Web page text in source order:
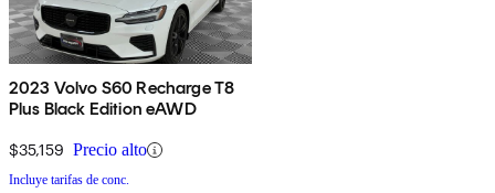
2023 Volvo S60 Recharge T8
Plus Black Edition eAWD
$35,159 Precio alto
Incluye tarifas de conc.